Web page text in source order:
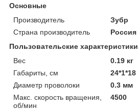
Основные
Производитель
Зубр
Страна производитель
Россия
Пользовательские характеристики
Вес
0.19 кг
Габариты, см
24*1*18
Диаметр проволоки
0.3 мм
Макс. скорость вращения,
об/мин
4500